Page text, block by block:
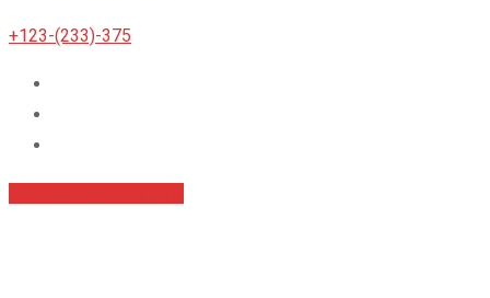
+123-(233)-375